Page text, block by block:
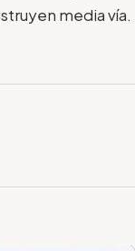
media vía.